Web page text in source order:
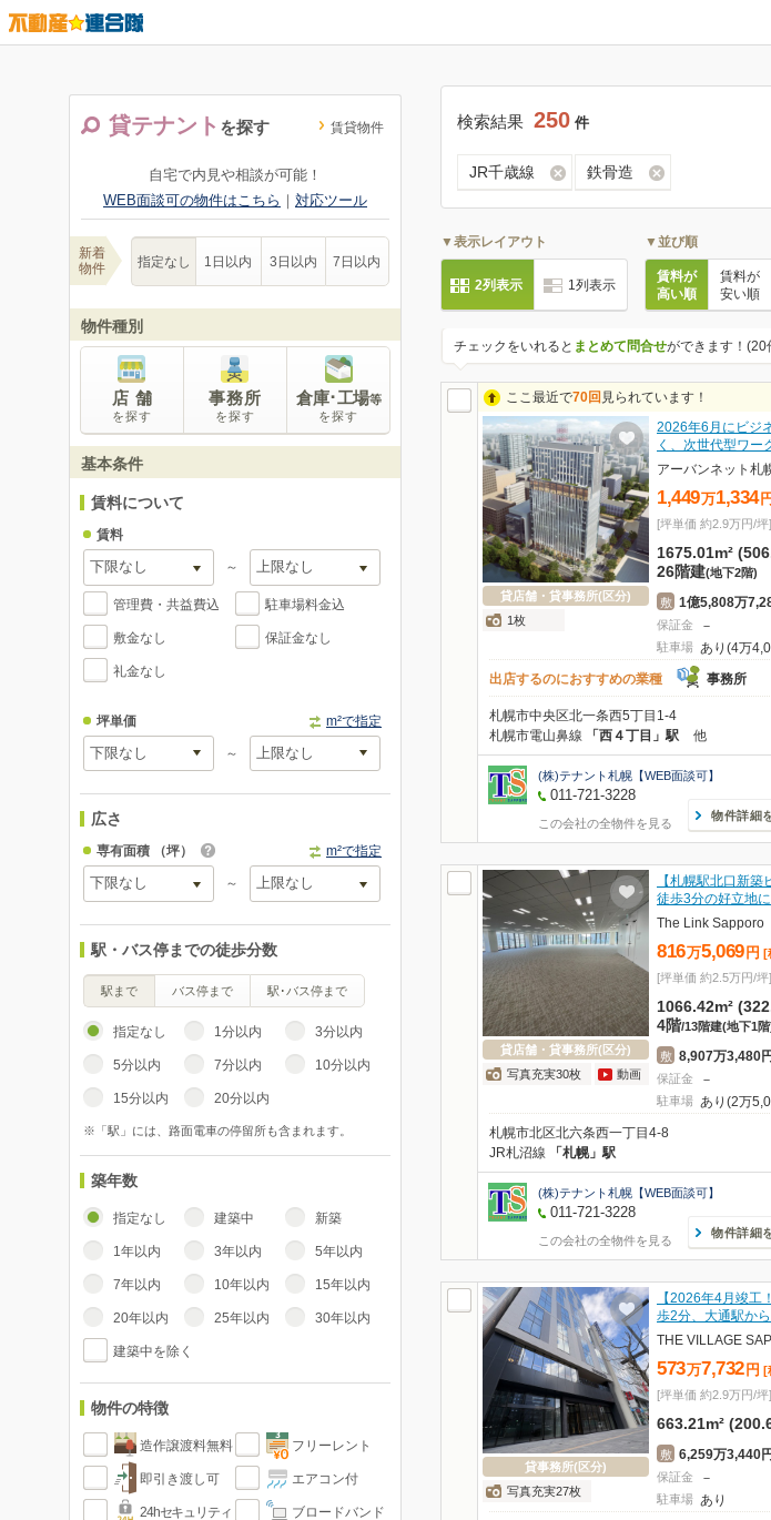
貸テナント を探す 賃貸物件
自宅で内見や相談が可能！
WEB面談可の物件はこちら ｜ 対応ツール
新着
物件
指定なし 1日以内 3日以内 7日以内
物件種別
店 舗
を探す
事務所
を探す
倉庫･工場等
を探す
基本条件
賃料について
賃料
～
管理費・共益費込 駐車場料金込
敷金なし 保証金なし
礼金なし
坪単価 m²で指定
～
広さ
専有面積 （坪） m²で指定
～
駅・バス停までの徒歩分数
駅まで バス停まで 駅･バス停まで
指定なし 1分以内 3分以内
5分以内 7分以内 10分以内
15分以内 20分以内
※「駅」には、路面電車の停留所も含まれます。
築年数
指定なし 建築中 新築
1年以内 3年以内 5年以内
7年以内 10年以内 15年以内
20年以内 25年以内 30年以内
建築中を除く
物件の特徴
造作譲渡料無料 フリーレント
即引き渡し可 エアコン付
24hセキュリティ ブロードバンド
検索結果 250 件
JR千歳線 鉄骨造
▼表示レイアウト
2列表示 1列表示
▼並び順
賃料が
高い順
賃料が
安い順
チェックをいれると まとめて問合せができます！(20
ここ最近で70回 見られています！
貸店舗・貸事務所(区分)
1枚
2026年6月にビジ
く、次世代型ワ
アーバンネット札
1,449万1,334円
[坪単価 約2.9万円/坪]
1675.01m²
26階建(地下2階)
敷 1億5,808万
保証金 －
駐車場 あり(4万
出店するのにおすすめの業種
事務所
札幌市中央区北一条西5丁目1-4
札幌市電山鼻線 「西４丁目」駅 他
(株)テナント札幌【WEB面談可】
011-721-3228
この会社の全物件を見る
物件詳細
貸店舗・貸事務所(区分)
写真充実30枚
動画
【札幌駅北口新
徒歩3分の好立地
The Link Sapporo
816万5,069 円 [
[坪単価 約2.5万円/坪]
1066.42m²
4階/13階建(地下1階
敷 8,907万3,480円
保証金 －
駐車場 あり(2万
札幌市北区北六条西一丁目4-8
JR札沼線 「札幌」駅
(株)テナント札幌【WEB面談可】
011-721-3228
この会社の全物件を見る
物件詳細
貸事務所(区分)
写真充実27枚
【2026年4月竣工
歩2分、大通駅か
573万7,732 円 [
[坪単価 約2.9万円/坪]
663.21m²
敷 6,259万3,440円
保証金 －
駐車場 あり